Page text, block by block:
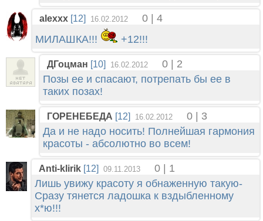
alexxx [12] 16.02.2012
0 | 4
МИЛАШКА!!!
+12!!!
ДГоцман [10] 16.02.2012
0 | 2
Позы ее и спасают, потрепать бы ее в
таких позах!
ГОРЕНЕБЕДА [12] 16.02.2012
0 | 3
Да и не надо носить! Полнейшая гармония
красоты - абсолютно во всем!
Anti-klirik [12] 09.11.2013
0 | 1
Лишь увижу красоту я обнаженную такую-
Сразу тянется ладошка к вздыбленному
х*ю!!!